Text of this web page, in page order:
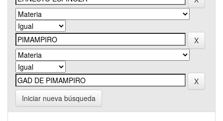
Iniciar nueva búsqueda